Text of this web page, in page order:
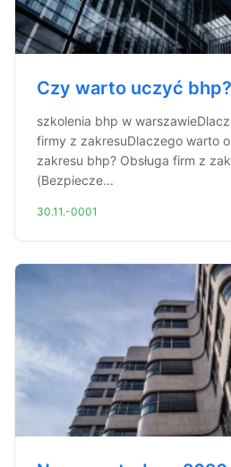
Czy warto uczyć bhp?
szkolenia bhp w
firmy z zakresuDlaczego warto
zakresu bhp? Obsługa firm z
(Bezpiecze...
30.11.-0001